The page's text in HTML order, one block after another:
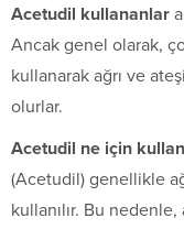
Acetudil kullananlar
Ancak genel olarak,
kullanarak ağrı ve
olurlar.
Acetudil ne için
(Acetudil) genellikle
kullanılır. Bu